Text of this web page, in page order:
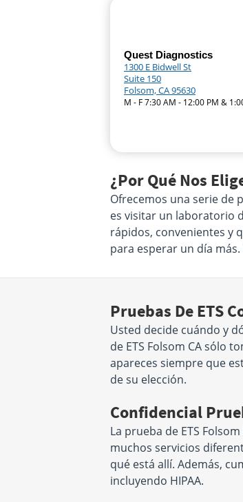
Quest Diagnostics
1300 E Bidwell St
Suite 150
Folsom, CA 95630
M - F 7:30 AM - 12:00 PM &
¿Por Qué Nos
Ofrecemos una serie de
es visitar un laboratorio
rápidos, convenientes y
para esperar un día
Pruebas De ETS
Usted decide cuándo y
de ETS Folsom CA sólo
apareces siempre que
de su elección.
Confidencial
La prueba de ETS
muchos servicios
qué está allí. Además,
incluyendo HIPAA.